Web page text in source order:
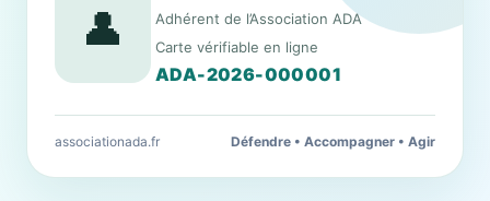
👤
Adhérent de l’Association ADA
Carte vérifiable en ligne
ADA-2026-000001
associationada.fr Défendre • Accompagner • Agir